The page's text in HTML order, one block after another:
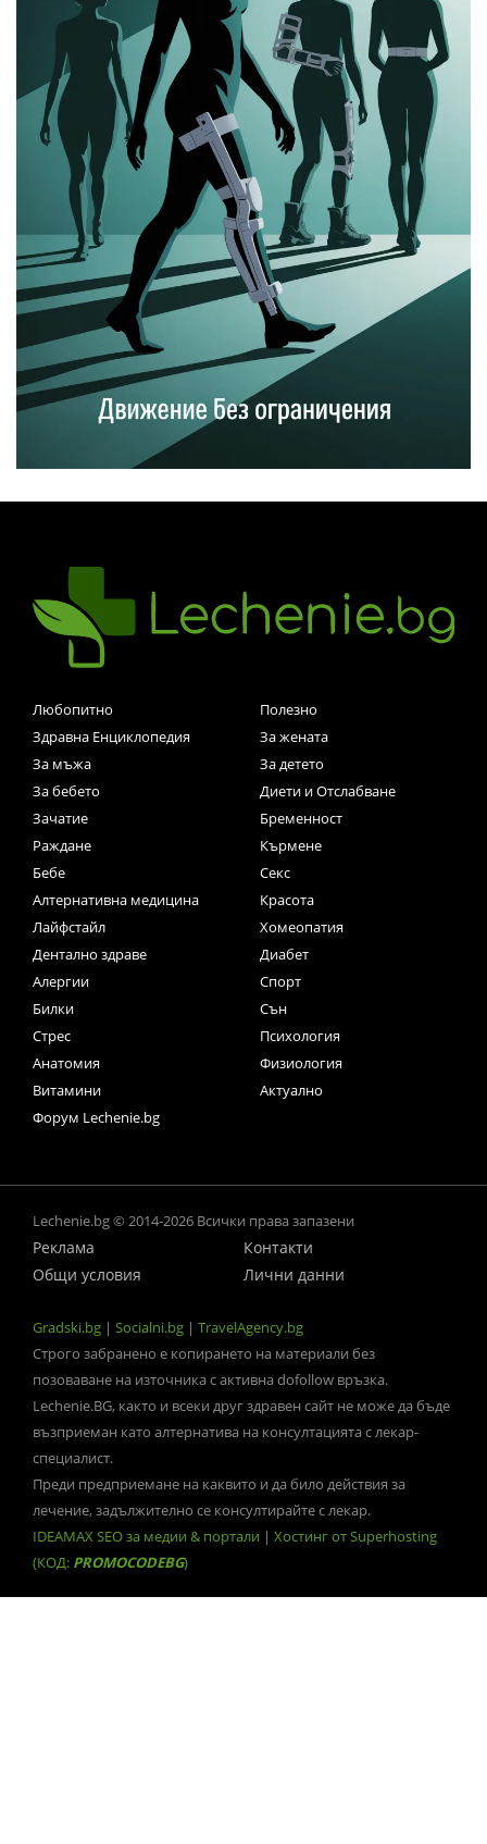
Любопитно
Полезно
Здравна Енциклопедия
За жената
За мъжа
За детето
За бебето
Диети и Отслабване
Зачатие
Бременност
Раждане
Кърмене
Бебе
Секс
Алтернативна медицина
Красота
Лайфстайл
Хомеопатия
Дентално здраве
Диабет
Алергии
Спорт
Билки
Сън
Стрес
Психология
Анатомия
Физиология
Витамини
Актуално
Форум Lechenie.bg
Lechenie.bg © 2014-2026 Всички права запазени
Реклама
Контакти
Общи условия
Лични данни
Gradski.bg | Socialni.bg | TravelAgency.bg
Строго забранено е копирането на материали без
позоваване на източника с активна dofollow връзка.
Lechenie.BG, както и всеки друг здравен сайт не може да бъде
възприеман като алтернатива на консултацията с лекар-
специалист.
Преди предприемане на каквито и да било действия за
лечение, задължително се консултирайте с лекар.
IDEAMAX SEO за медии & портали | Хостинг от Superhosting
(КОД: PROMOCODEBG)